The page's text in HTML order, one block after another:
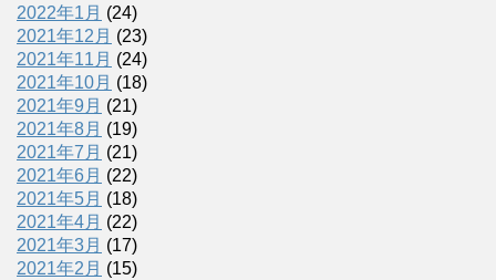
2022年1月 (24)
2021年12月 (23)
2021年11月 (24)
2021年10月 (18)
2021年9月 (21)
2021年8月 (19)
2021年7月 (21)
2021年6月 (22)
2021年5月 (18)
2021年4月 (22)
2021年3月 (17)
2021年2月 (15)